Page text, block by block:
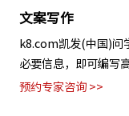
文案写作
k8.com凯发(中国)问
必要信息，即可编写
预约专家咨询 >>